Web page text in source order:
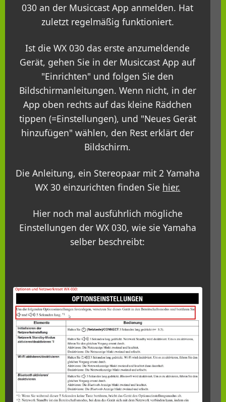
030 an der Musiccast App anmelden. Hat
zuletzt regelmäßig funktioniert.
Ist die WX 030 das erste anzumeldende
Gerät, gehen Sie in der Musiccast App auf
"Einrichten" und folgen Sie den
Bildschirmanleitungen. Wenn nicht, in der
App oben rechts auf das kleine Rädchen
tippen (=Einstellungen), und "Neues Gerät
hinzufügen" wählen, den Rest erklärt der
Bildschirm.
Die Anleitung, ein Stereopaar mit 2 Yamaha
WX 30 einzurichten finden Sie hier.
Hier noch mal ausführlich mögliche
Einstellungen der WX 030, wie sie Yamaha
selber beschreibt: